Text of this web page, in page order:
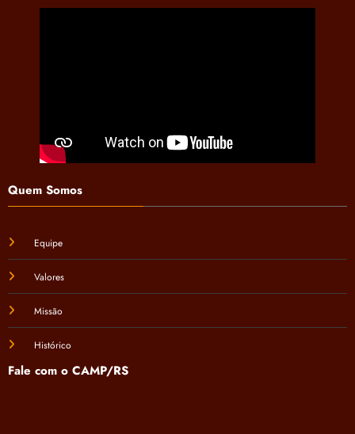
Quem Somos
Equipe
Valores
Missão
Histórico
Fale com o CAMP/RS